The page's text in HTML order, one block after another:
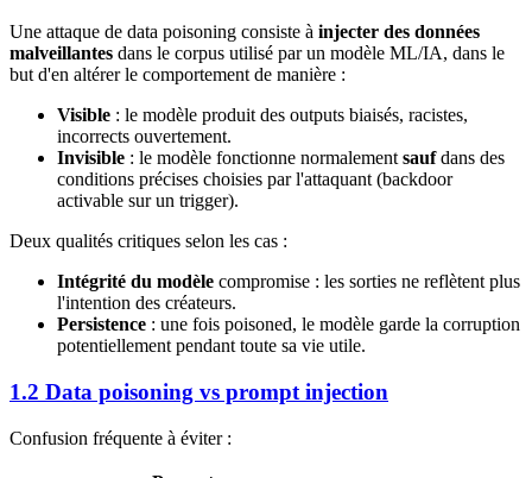
Une attaque de data poisoning consiste à injecter des données
malveillantes dans le corpus utilisé par un modèle ML/IA, dans le
but d'en altérer le comportement de manière :
Visible : le modèle produit des outputs biaisés, racistes,
incorrects ouvertement.
Invisible : le modèle fonctionne normalementsaufdans des
conditions précises choisies par l'attaquant (backdoor
activable sur un trigger).
Deux qualités critiques selon les cas :
Intégrité du modèle compromise : les sorties ne reflètent plus
l'intention des créateurs.
Persistence : une fois poisoned, le modèle garde la corruption
potentiellement pendant toute sa vie utile.
1.2 Data poisoning vs prompt injection
Confusion fréquente à éviter :